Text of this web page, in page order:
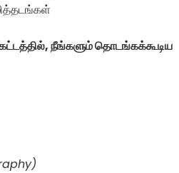
நீங்களும் தொடங்கக்கூடிய